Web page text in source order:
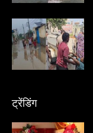
ट्रेंडिंग